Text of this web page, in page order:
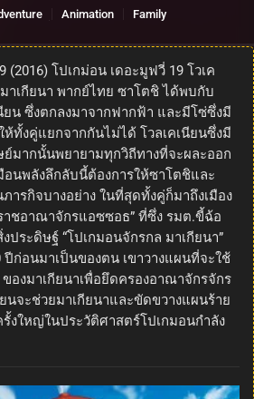
Animation
Family
(2016) โปเกม่อน เดอะมูฟวี่ 19 โวเค
าเกียนา พากย์ไทย ซาโตชิ ได้พบกับ
ยน ซึ่งตกลงมาจากฟากฟ้า และมีโซ่ซึ่งมี
ทั้งคู่แยกจากกันไม่ได้ โวลเคเนียนซึ่งมี
มากนั้นพยายามทุกวิถีทางที่จะผละออก
นพลังลึกลับนี้ต้องการให้ซาโตชิและ
ารกิจบางอย่าง ในที่สุดทั้งคู่ก็มาถึงเมือง
าชอาณาจักรแอซซอธ” ที่ซึ่ง รมต.ขี้ฉ้อ
ประดิษฐ์ “โปเกมอนจักรกล มาเกียนา”
ก่อนมาเป็นของตน เขาวางแผนที่จะใช้
องมาเกียนาเพื่อยึดครองอาณาจักรจักร
นจะช่วยมาเกียนาและขัดขวางแผนร้าย
งใหญ่ในประวัติศาสตร์โปเกมอนกำลัง